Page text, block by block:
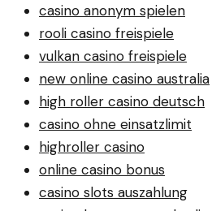
casino anonym spielen
rooli casino freispiele
vulkan casino freispiele
new online casino australia
high roller casino deutsch
casino ohne einsatzlimit
highroller casino
online casino bonus
casino slots auszahlung